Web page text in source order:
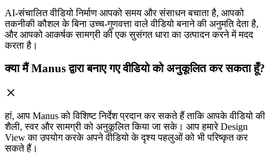
AI-संचालित वीडियो निर्माण आपको समय और संसाधन बचाता है, आपको
तकनीकी कौशल के बिना उच्च-गुणवत्ता वाले वीडियो बनाने की अनुमति देता है,
और आपको आकर्षक सामग्री की एक सुसंगत धारा का उत्पादन करने में मदद
करता है।
क्या मैं Manus द्वारा बनाए गए वीडियो को अनुकूलित कर सकता हूँ?
हां, आप Manus को विशिष्ट निर्देश प्रदान कर सकते हैं ताकि आपके वीडियो की
शैली, स्वर और सामग्री को अनुकूलित किया जा सके। आप हमारे Design
View का उपयोग करके अपने वीडियो के दृश्य पहलुओं को भी परिष्कृत कर
सकते हैं।